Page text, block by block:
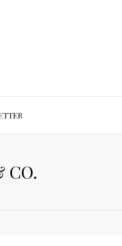
CO.